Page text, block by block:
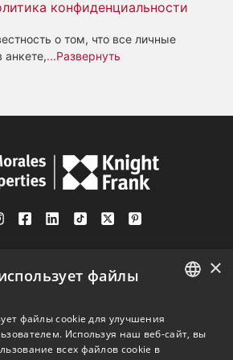
конфиденциальности
о том, что все личные
анкете,...Развернуть
1st Floor, Office 3
29601 Marbella
+34 952 765 138
SPANISH
×
файлы
файлы cookie для улучшения
Используя наш веб-сайт, вы
всех файлов cookie в